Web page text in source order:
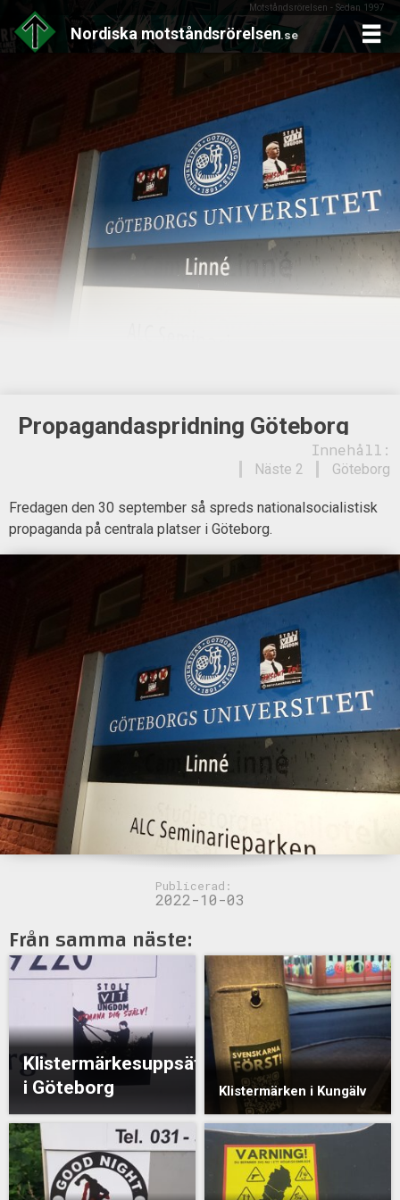
Motståndsrörelsen - Sedan 1997
Nordiska motståndsrörelsen.se
to
Propagandaspridning Göteborg
Innehåll:
Göteborg
Näste 2
Fredagen den 30 september så spreds nationalsocialistisk
propaganda på centrala platser i Göteborg.
Publicerad:
2022-10-03
Från samma näste:
Klistermärkesuppsättning
i Göteborg
Klistermärken i Kungälv